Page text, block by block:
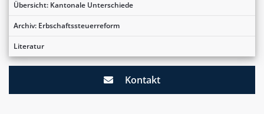
Übersicht: Kantonale Unterschiede
Archiv: Erbschaftssteuerreform
Literatur
Kontakt